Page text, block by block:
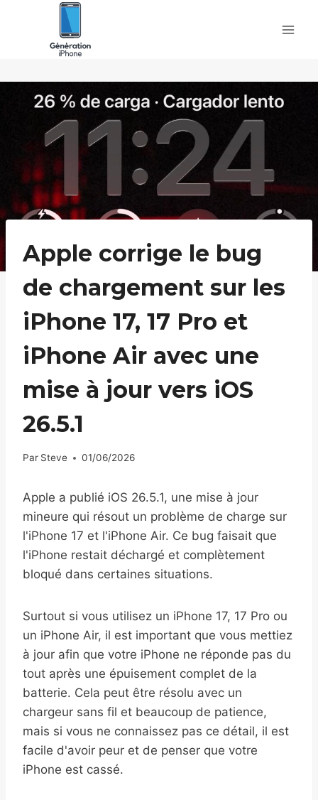
Apple corrige le bug
de chargement sur les
iPhone 17, 17 Pro et
iPhone Air avec une
mise à jour vers iOS
26.5.1
Par Steve 01/06/2026
Apple a publié iOS 26.5.1, une mise à jour
mineure qui résout un problème de charge sur
l'iPhone 17 et l'iPhone Air. Ce bug faisait que
l'iPhone restait déchargé et complètement
bloqué dans certaines situations.
Surtout si vous utilisez un iPhone 17, 17 Pro ou
un iPhone Air, il est important que vous mettiez
à jour afin que votre iPhone ne réponde pas du
tout après une épuisement complet de la
batterie. Cela peut être résolu avec un
chargeur sans fil et beaucoup de patience,
mais si vous ne connaissez pas ce détail, il est
facile d'avoir peur et de penser que votre
iPhone est cassé.